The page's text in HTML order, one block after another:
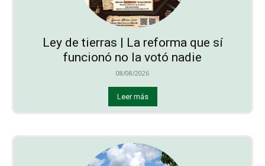
Ley de tierras | La reforma que sí
funcionó no la votó nadie
08/08/2026
Leer más